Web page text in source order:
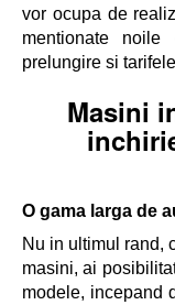
vor ocupa de
mentionate
prelungire si
Masini
O gama larga de
Nu in ultimul rand,
masini, ai
modele, incepand